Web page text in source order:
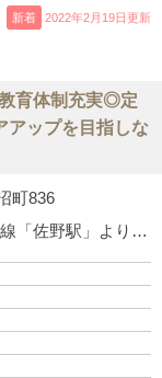
新着 2022年2月19日更新
育体制充実◎定
アップを目指しな
町836
JR線、東武佐野線「佐野駅」より車で6分